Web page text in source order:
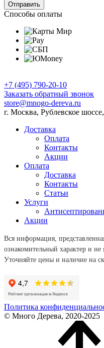
Отправить
Способы оплаты
+7 (495) 790-20-10
Заказать обратный звонок
store@mnogo-dereva.ru
г. Москва, Рублевское
Доставка
Оплата
Контакты
Акции
Оплата
Доставка
Контакты
Статьи
Услуги
Акции
Вся информация,
ознакомительный характер и
Уточняйте цены и наличие на
Политика
© Много Дерева, 2020-2025